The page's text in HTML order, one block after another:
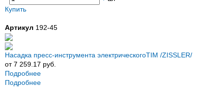
Купить
Артикул 192-45
Насадка пресс-инструмента электрическогоTIM /ZISSLER/
от 7 259.17 руб.
Подробнее
Подробнее